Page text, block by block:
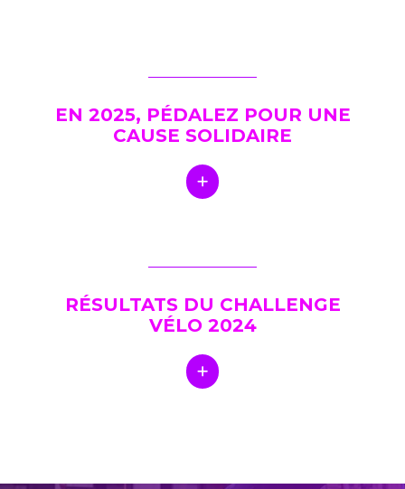
EN 2025, PÉDALEZ POUR UNE
CAUSE SOLIDAIRE
RÉSULTATS DU CHALLENGE
VÉLO 2024